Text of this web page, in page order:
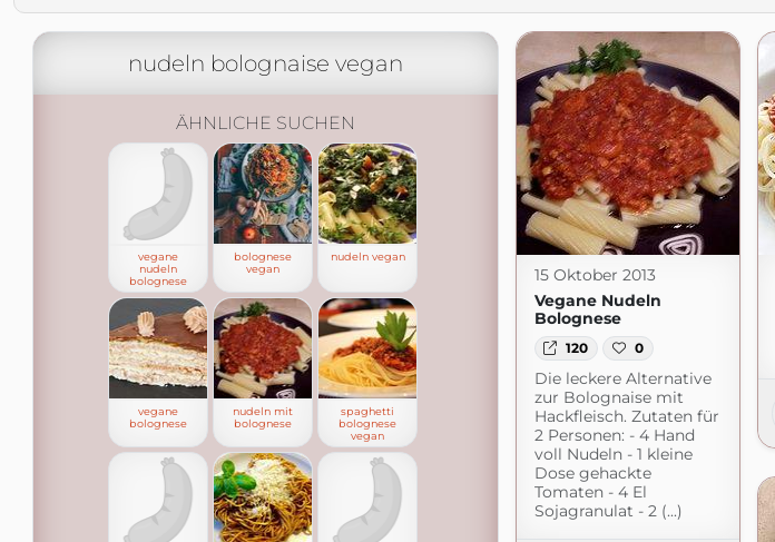
nudeln bolognaise vegan
ÄHNLICHE SUCHEN
vegane
nudeln
bolognese
bolognese
vegan
nudeln vegan
vegane
bolognese
nudeln mit
bolognese
spaghetti
bolognese
vegan
15 Oktober 2013
Vegane Nudeln
Bolognese
120 0
Die leckere Alternative
zur Bolognaise mit
Hackfleisch. Zutaten für
2 Personen: - 4 Hand
voll Nudeln - 1 kleine
Dose gehackte
Tomaten - 4 El
Sojagranulat - 2 (...)